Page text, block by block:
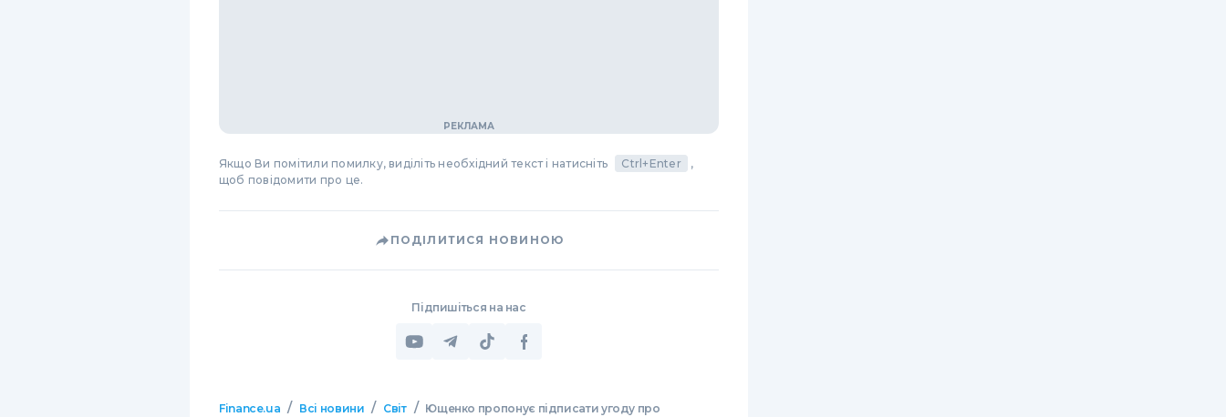
Якщо Ви помітили помилку, виділіть необхідний текст і натисніть Ctrl+Enter
,
щоб повідомити про це.
ПОДІЛИТИСЯ НОВИНОЮ
Підпишіться на нас
Finance.ua / Всі новини / Світ / Ющенко пропонує підписати угоду про